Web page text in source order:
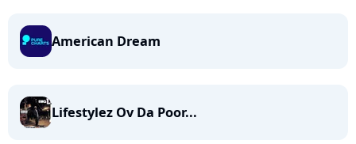
American Dream
Lifestylez Ov Da Poor...